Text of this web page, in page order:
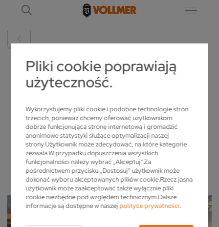
Pliki cookie poprawiają
użyteczność.
Wykorzystujemy pliki cookie i podobne technologie stron
trzecich, ponieważ chcemy oferować użytkownikom
dobrze funkcjonującą stronę internetową i gromadzić
anonimowe statystyki służące optymalizacji naszej
strony.Użytkownik może zdecydować, na które kategorie
zezwala.W przypadku dopuszczenia wszystkich
funkcjonalności należy wybrać „Akceptuj”.Za
pośrednictwem przycisku „Dostosuj” użytkownik może
dokonać wyboru akceptowanych plików cookie.Rzecz jasna
użytkownik może zaakceptować także wyłącznie pliki
cookie niezbędne pod względem technicznym.Dalsze
informacje są dostępne w naszejpolityce prywatności.
SZCZEGÓŁ
TOOLS/ DREMA 2023
2023-10-16